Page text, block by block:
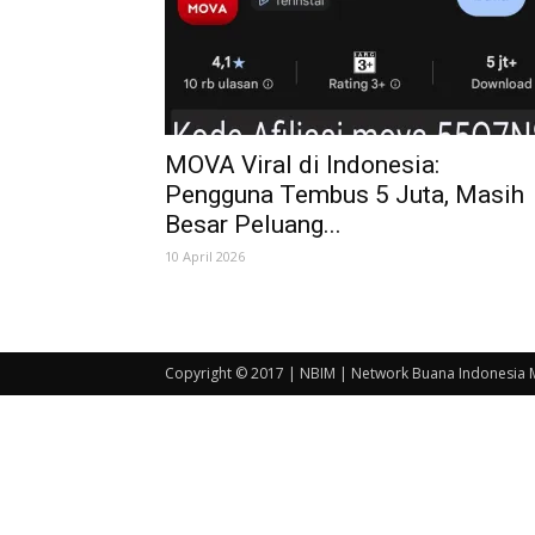
MOVA Viral di Indonesia:
Pengguna Tembus 5 Juta, Masih
Besar Peluang...
10 April 2026
Copyright © 2017 | NBIM | Network Buana Indonesia